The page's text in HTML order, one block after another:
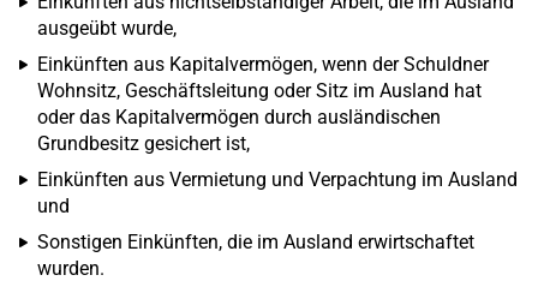
ausgeübt wurde,
Einkünften aus Kapitalvermögen, wenn der Schuldner
Wohnsitz, Geschäftsleitung oder Sitz im Ausland hat
oder das Kapitalvermögen durch ausländischen
Grundbesitz gesichert ist,
Einkünften aus Vermietung und Verpachtung im Ausland
und
Sonstigen Einkünften, die im Ausland erwirtschaftet
wurden.